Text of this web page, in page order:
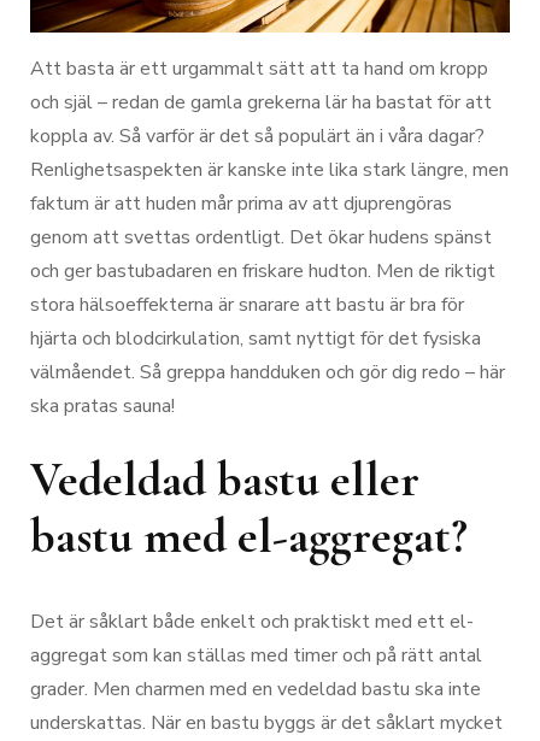
Att basta är ett urgammalt sätt att ta hand om kropp
och själ – redan de gamla grekerna lär ha bastat för att
koppla av. Så varför är det så populärt än i våra dagar?
Renlighetsaspekten är kanske inte lika stark längre, men
faktum är att huden mår prima av att djuprengöras
genom att svettas ordentligt. Det ökar hudens spänst
och ger bastubadaren en friskare hudton. Men de riktigt
stora hälsoeffekterna är snarare att bastu är bra för
hjärta och blodcirkulation, samt nyttigt för det fysiska
välmåendet. Så greppa handduken och gör dig redo – här
ska pratas sauna!
Vedeldad bastu eller
bastu med el-aggregat?
Det är såklart både enkelt och praktiskt med ett el-
aggregat som kan ställas med timer och på rätt antal
grader. Men charmen med en vedeldad bastu ska inte
underskattas. När en bastu byggs är det såklart mycket